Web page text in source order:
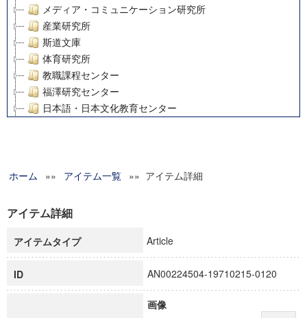
メディア・コミュニケーション研究所
産業研究所
斯道文庫
体育研究所
教職課程センター
福澤研究センター
日本語・日本文化教育センター
グローバルリサーチインスティテュート
科学研究費補助金研究成果報告書
慶應義塾大学グローバルCOEプログラム市民社会ガバナンス
慶應義塾大学グローバルCOEプログラム論理と感性の先端的
博士課程教育リーディングプログラム「超成熟社会発展のサ
学術雑誌掲載論文等(8)
ホーム »» アイテム一覧 »» アイテム詳細
アイテム詳細
アイテムタイプ Article
ID AN00224504-19710215-0120
画像